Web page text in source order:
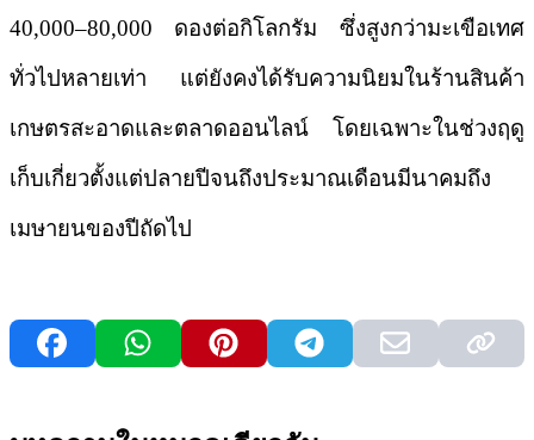
40,000–80,000 ดองต่อกิโลกรัม ซึ่งสูงกว่ามะเขือเทศ
ทั่วไปหลายเท่า แต่ยังคงได้รับความนิยมในร้านสินค้า
เกษตรสะอาดและตลาดออนไลน์ โดยเฉพาะในช่วงฤดู
เก็บเกี่ยวตั้งแต่ปลายปีจนถึงประมาณเดือนมีนาคมถึง
เมษายนของปีถัดไป